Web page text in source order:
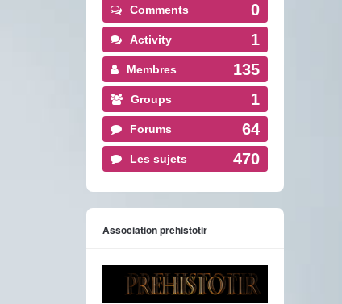
Comments 0
Activity 1
Membres 135
Groups 1
Forums 64
Les sujets 470
Association prehistotir